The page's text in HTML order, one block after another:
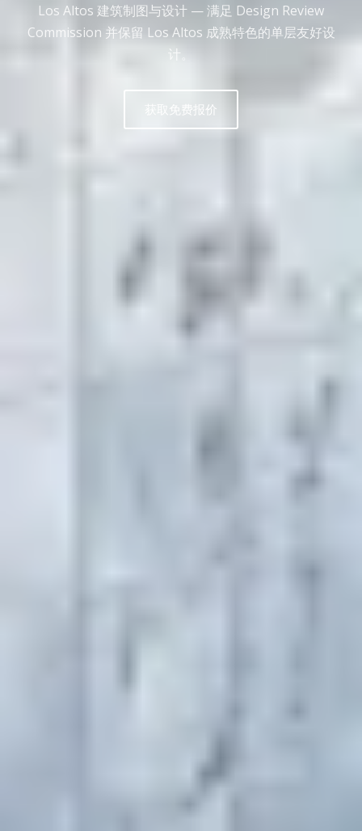
Los Altos 建筑制图与设计 — 满足 Design Review
Commission 并保留 Los Altos 成熟特色的单层友好设
计。
获取免费报价